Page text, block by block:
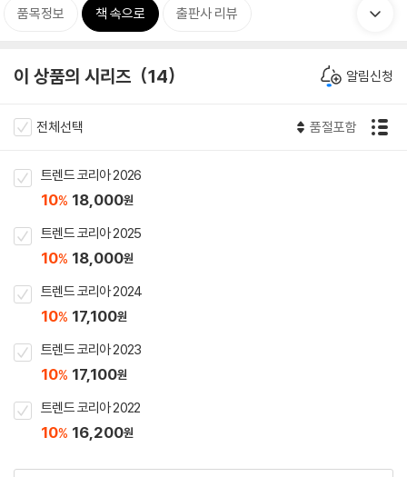
품목정보 책 속으로 출판사 리뷰
이 상품의 시리즈 14 알림신청
전체선택 품절포함
트렌드 코리아 2026
10% 18,000원
트렌드 코리아 2025
10% 18,000원
트렌드 코리아 2024
10% 17,100원
트렌드 코리아 2023
10% 17,100원
트렌드 코리아 2022
10% 16,200원